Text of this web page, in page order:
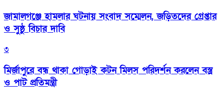
জামালগঞ্জে হামলার ঘটনায় সংবাদ সম্মেলন, জড়িতদের গ্রেপ্তার
ও সুষ্ঠু বিচার দাবি
৩
মির্জাপুরে বন্ধ থাকা গোড়াই কটন মিলস পরিদর্শন করলেন বস্ত্র
ও পাট প্রতিমন্ত্রী